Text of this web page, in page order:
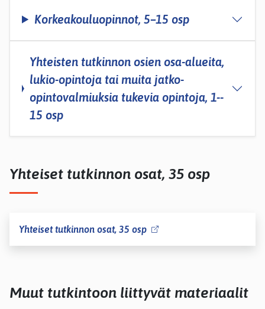
Korkeakouluopinnot, 5–15 osp
Yhteisten tutkinnon osien osa-­alueita,
lukio-opintoja tai muita jatko-
opintovalmiuksia tukevia opintoja, 1-­
15 osp
Yhteiset tutkinnon osat, 35 osp
Yhteiset tutkinnon osat, 35 osp
Muut tutkintoon liittyvät materiaalit